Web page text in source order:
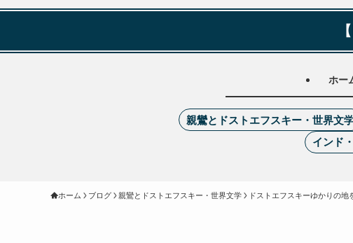
ホー
親鸞とドストエフスキー・世界文
インド
ホーム ブログ 親鸞とドストエフスキー・世界文学 ドストエフスキーゆかりの地